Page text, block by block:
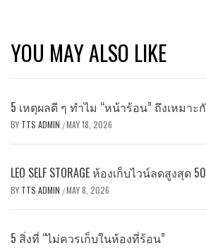
YOU MAY ALSO LIKE
5 เหตุผลดี ๆ ทำไม “หน้าร้อน” ถึงเหมา
BY TTS ADMIN /MAY 18, 2026
LEO SELF STORAGE ห้องเก็บไวน์ลดสูงสุด
BY TTS ADMIN /MAY 8, 2026
5 สิ่งที่ “ไม่ควรเก็บในห้องที่ร้อน”